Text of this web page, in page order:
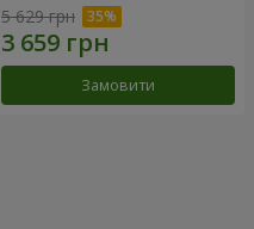
5 629 грн
Замовити